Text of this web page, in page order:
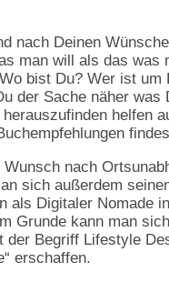
nach Deinen
man will als das
bist Du? Wer ist
der Sache näher
helfen
nach
sich außerdem
als Digitaler Nomade
Grunde kann man
Begriff Lifestyle
erschaffen.